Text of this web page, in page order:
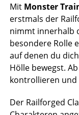
Mit Monster
erstmals der
nimmt innerhalb
besondere Rolle
auf denen du
Hölle bewegst.
kontrollieren und
Der Railforged